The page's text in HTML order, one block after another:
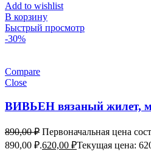
Add to wishlist
В корзину
Быстрый просмотр
-30%
Compare
Close
ВИВЬЕН вязаный жилет,
890,00₽ Первоначальная цена
890,00 ₽.620,00 ₽Текущая цена: